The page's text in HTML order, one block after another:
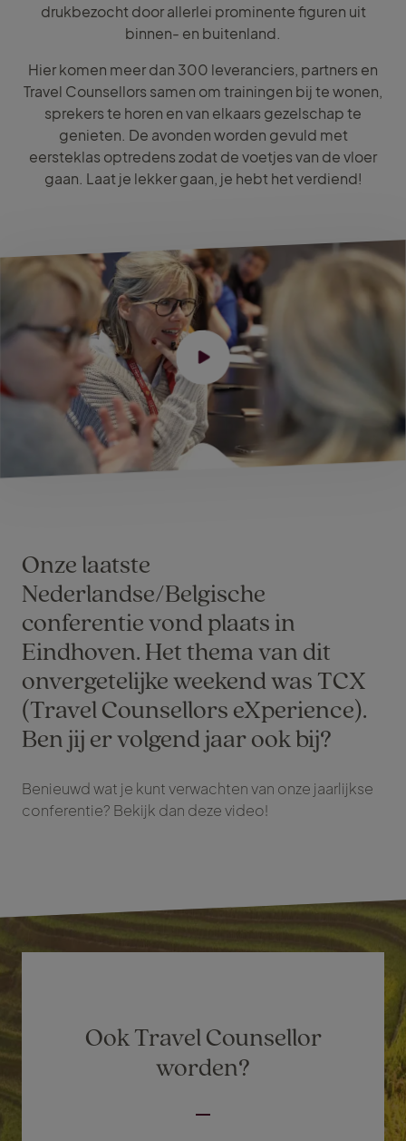
drukbezocht door allerlei prominente figuren uit
binnen- en buitenland.
Hier komen meer dan 300 leveranciers, partners en
Travel Counsellors samen om trainingen bij te wonen,
sprekers te horen en van elkaars gezelschap te
genieten. De avonden worden gevuld met
eersteklas optredens zodat de voetjes van de vloer
gaan. Laat je lekker gaan, je hebt het verdiend!
Onze laatste
Nederlandse/Belgische
conferentie vond plaats in
Eindhoven. Het thema van dit
onvergetelijke weekend was TCX
(Travel Counsellors eXperience).
Ben jij er volgend jaar ook bij?
Benieuwd wat je kunt verwachten van onze jaarlijkse
conferentie? Bekijk dan deze video!
Ook Travel Counsellor
worden?